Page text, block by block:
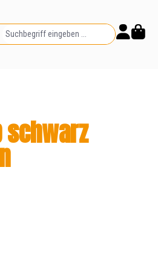
schwarz